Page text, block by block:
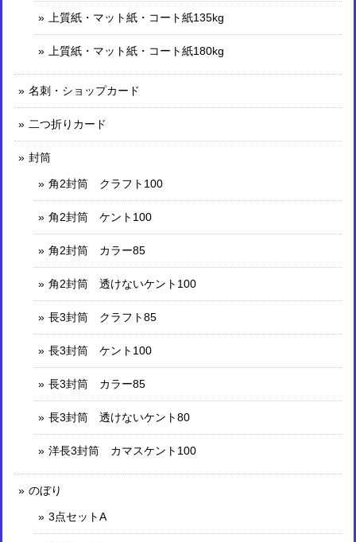
上質紙・マット紙・コート紙135kg
上質紙・マット紙・コート紙180kg
名刺・ショップカード
二つ折りカード
封筒
角2封筒 クラフト100
角2封筒 ケント100
角2封筒 カラー85
角2封筒 透けないケント100
長3封筒 クラフト85
長3封筒 ケント100
長3封筒 カラー85
長3封筒 透けないケント80
洋長3封筒 カマスケント100
のぼり
3点セットA